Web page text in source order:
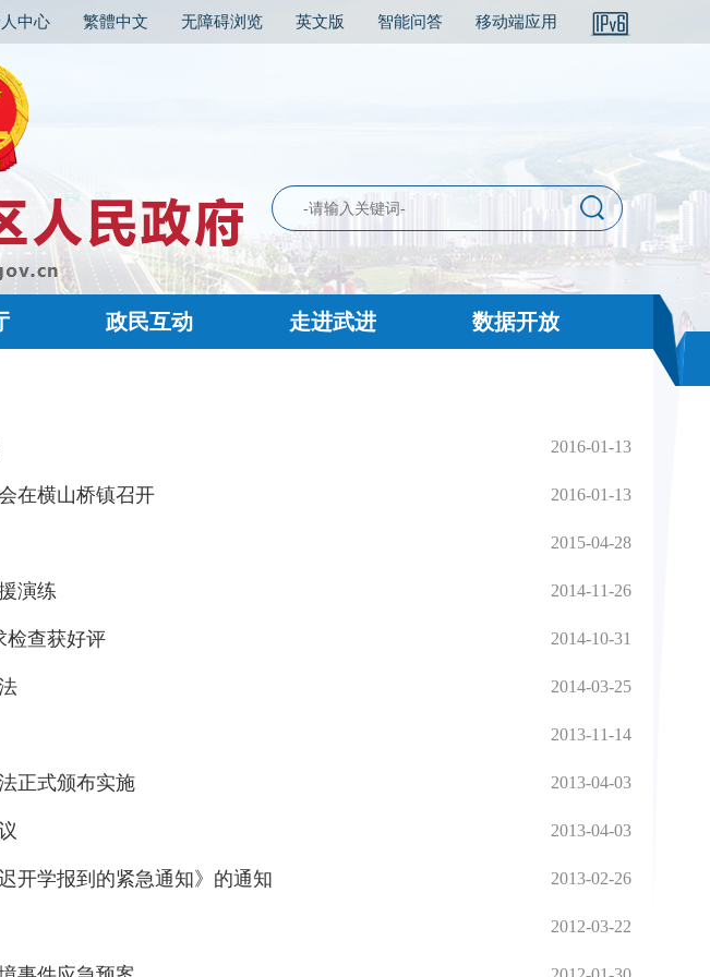
中心 繁體中文 无障碍浏览 英文版 智能问答 移动端应用
政民互动 走进武进 数据开放
2016-01-13
在横山桥镇召开 2016-01-13
2015-04-28
演练 2014-11-26
检查获好评 2014-10-31
2014-03-25
2013-11-14
正式颁布实施 2013-04-03
2013-04-03
开学报到的紧急通知》的通知 2013-02-26
2012-03-22